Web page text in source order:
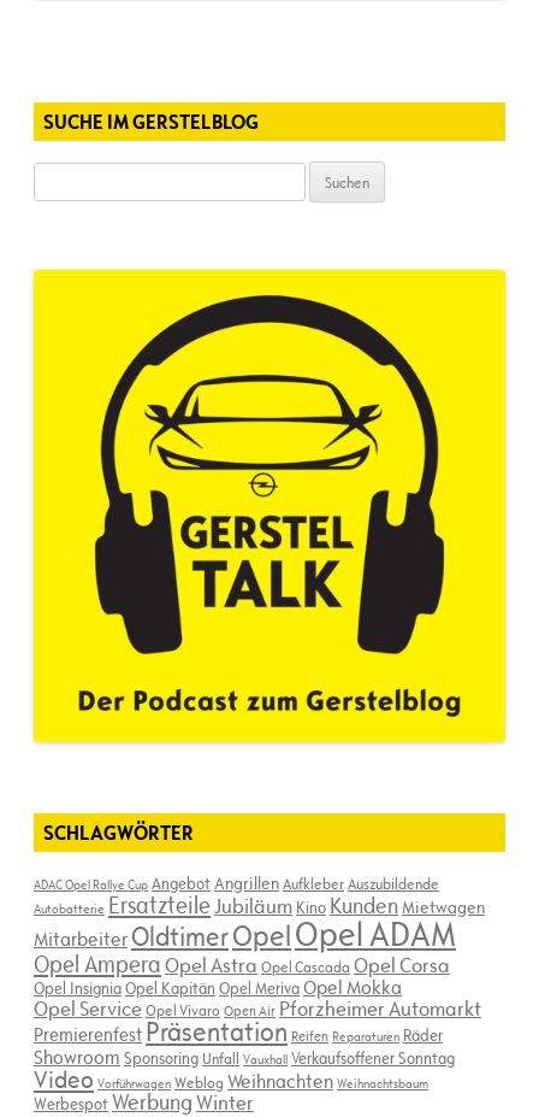
SUCHE IM GERSTELBLOG
nach:
SCHLAGWÖRTER
ADAC Opel Rallye Cup AngebotAngrillenAufkleberAuszubildende
Autobatterie ErsatzteileJubiläum Kino KundenMietwagen
Mitarbeiter OldtimerOpelOpel ADAM
Opel AmperaOpel Astra Opel Cascada Opel Corsa
Opel InsigniaOpel Kapitän Opel MerivaOpel Mokka
Opel ServiceOpel Vivaro Open Air Pforzheimer Automarkt
Premierenfest Präsentation Reifen Reparaturen Räder
Showroom Sponsoring Unfall Vauxhall Verkaufsoffener Sonntag
Video Vorführwagen Weblog Weihnachten Weihnachtsbaum
WerbespotWerbungWinter